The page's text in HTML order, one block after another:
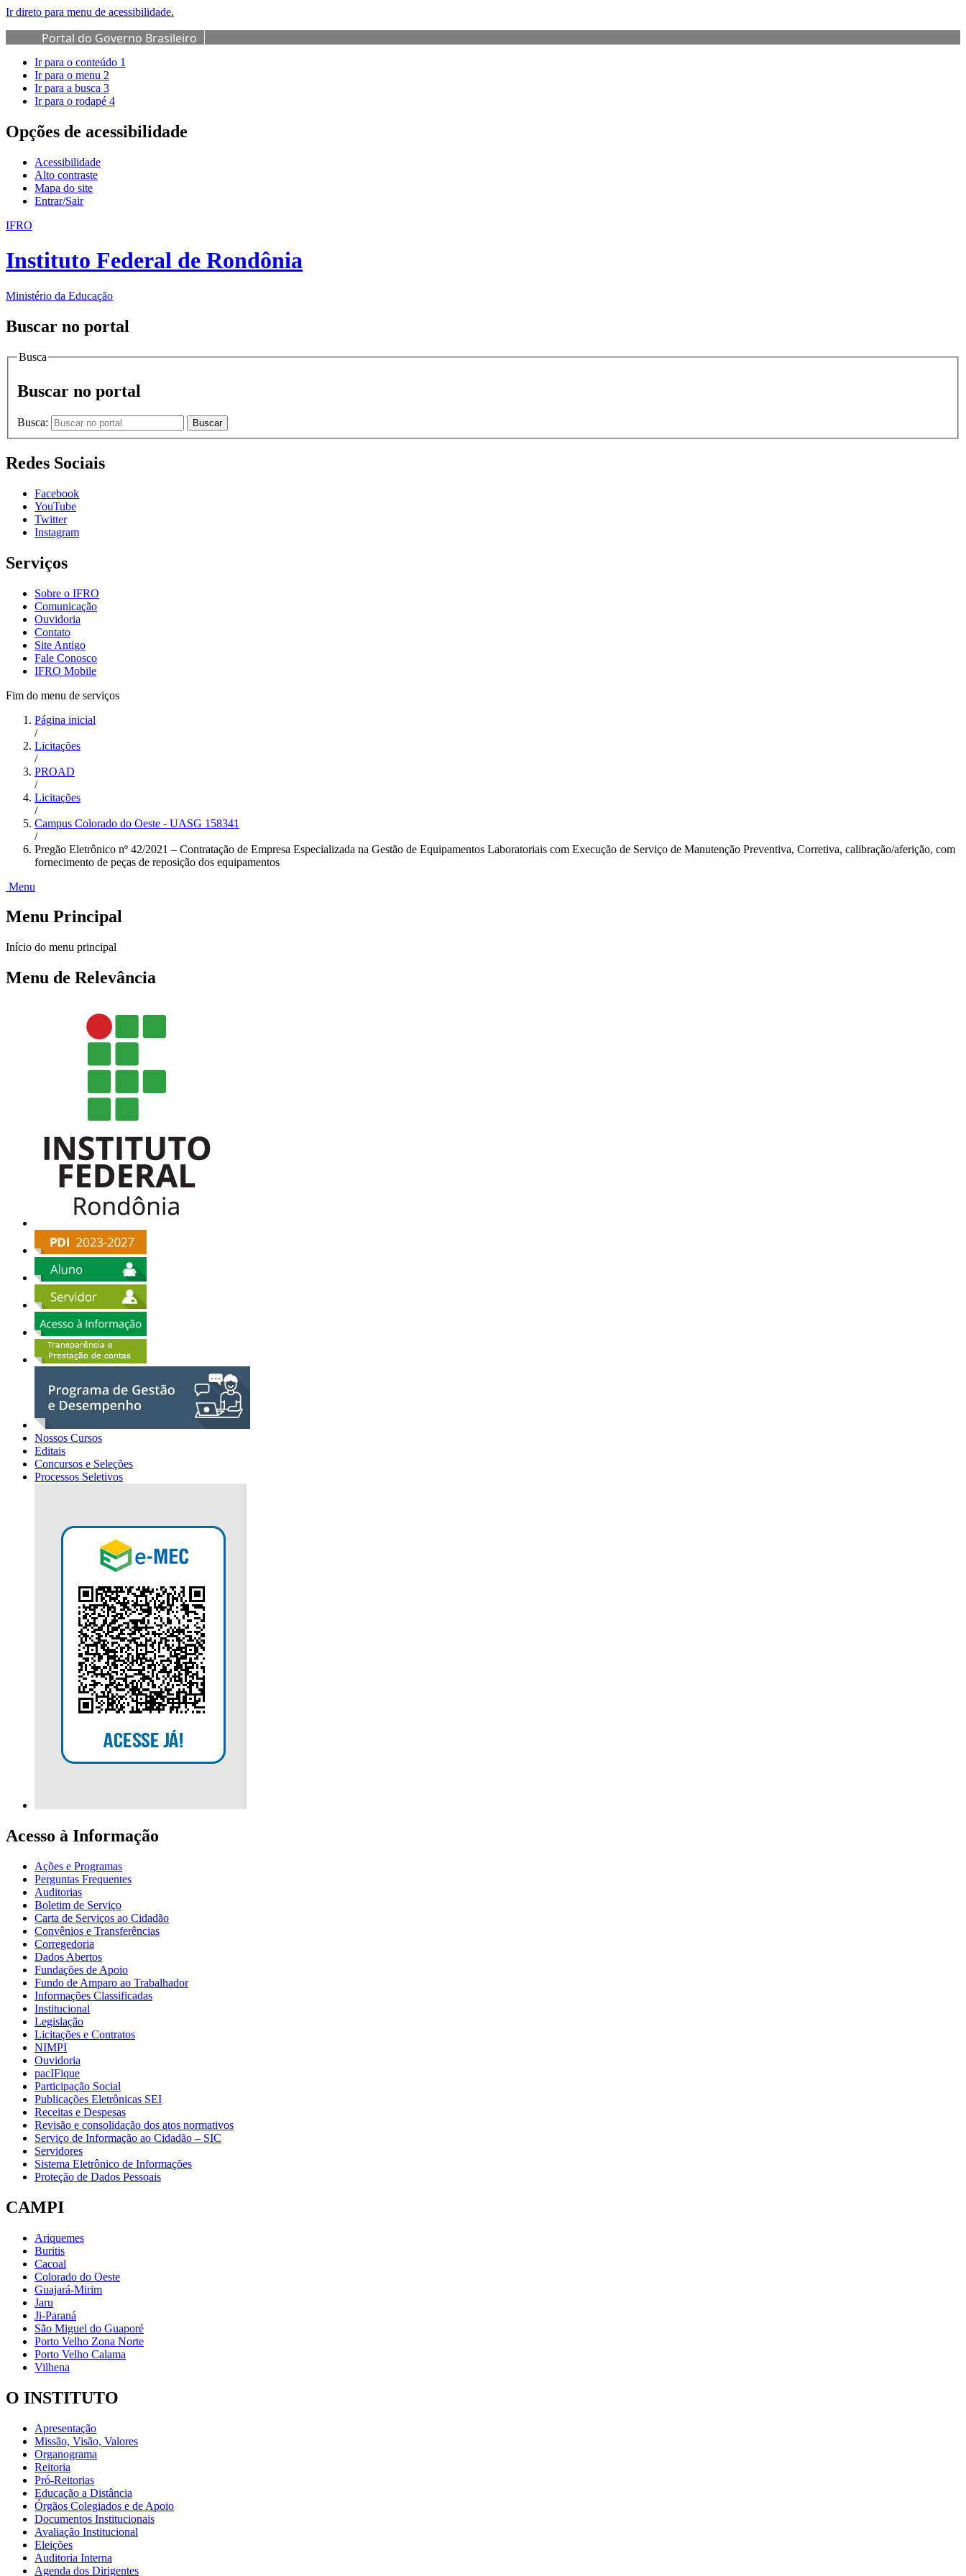
Ir direto para menu de acessibilidade.
Portal do Governo Brasileiro
Ir para o conteúdo 1
Ir para o menu 2
Ir para a busca 3
Ir para o rodapé 4
Opções de acessibilidade
Acessibilidade
Alto contraste
Mapa do site
Entrar/Sair
IFRO
Instituto Federal de Rondônia
Ministério da Educação
Buscar no portal
Busca
Buscar no portal
Busca: Buscar
Redes Sociais
Facebook
YouTube
Twitter
Instagram
Serviços
Sobre o IFRO
Comunicação
Ouvidoria
Contato
Site Antigo
Fale Conosco
IFRO Mobile
Fim do menu de serviços
Página inicial
/
Licitações
/
PROAD
/
Licitações
/
Campus Colorado do Oeste - UASG 158341
/
Pregão Eletrônico nº 42/2021 – Contratação de Empresa Especializada na Gestão de Equipamentos Laboratoriais com Execução de Serviço de Manutenção Preventiva, Corretiva, calibração/aferição, com
fornecimento de peças de reposição dos equipamentos
Menu
Menu Principal
Início do menu principal
Menu de Relevância
Nossos Cursos
Editais
Concursos e Seleções
Processos Seletivos
Acesso à Informação
Ações e Programas
Perguntas Frequentes
Auditorias
Boletim de Serviço
Carta de Serviços ao Cidadão
Convênios e Transferências
Corregedoria
Dados Abertos
Fundações de Apoio
Fundo de Amparo ao Trabalhador
Informações Classificadas
Institucional
Legislação
Licitações e Contratos
NIMPI
Ouvidoria
pacIFique
Participação Social
Publicações Eletrônicas SEI
Receitas e Despesas
Revisão e consolidação dos atos normativos
Serviço de Informação ao Cidadão – SIC
Servidores
Sistema Eletrônico de Informações
Proteção de Dados Pessoais
CAMPI
Ariquemes
Buritis
Cacoal
Colorado do Oeste
Guajará-Mirim
Jaru
Ji-Paraná
São Miguel do Guaporé
Porto Velho Zona Norte
Porto Velho Calama
Vilhena
O INSTITUTO
Apresentação
Missão, Visão, Valores
Organograma
Reitoria
Pró-Reitorias
Educação a Distância
Órgãos Colegiados e de Apoio
Documentos Institucionais
Avaliação Institucional
Eleições
Auditoria Interna
Agenda dos Dirigentes